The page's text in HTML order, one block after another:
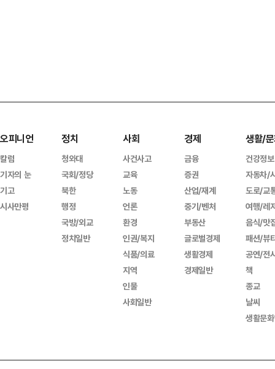
오피니언
칼럼
기자의 눈
기고
시사만평
정치
청와대
국회/정당
북한
행정
국방/외교
정치일반
사회
사건사고
교육
노동
언론
환경
인권/복지
식품/의료
지역
인물
사회일반
경제
금융
증권
산업/재계
중기/벤처
부동산
글로벌경제
생활경제
경제일반
생활/
건강정보
자동차/
도로/교
여행/레
음식/맛
패션/뷰
공연/전
책
종교
날씨
생활문